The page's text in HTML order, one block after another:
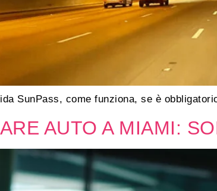
SunPass, come funziona, se è
AUTO A MIAMI: